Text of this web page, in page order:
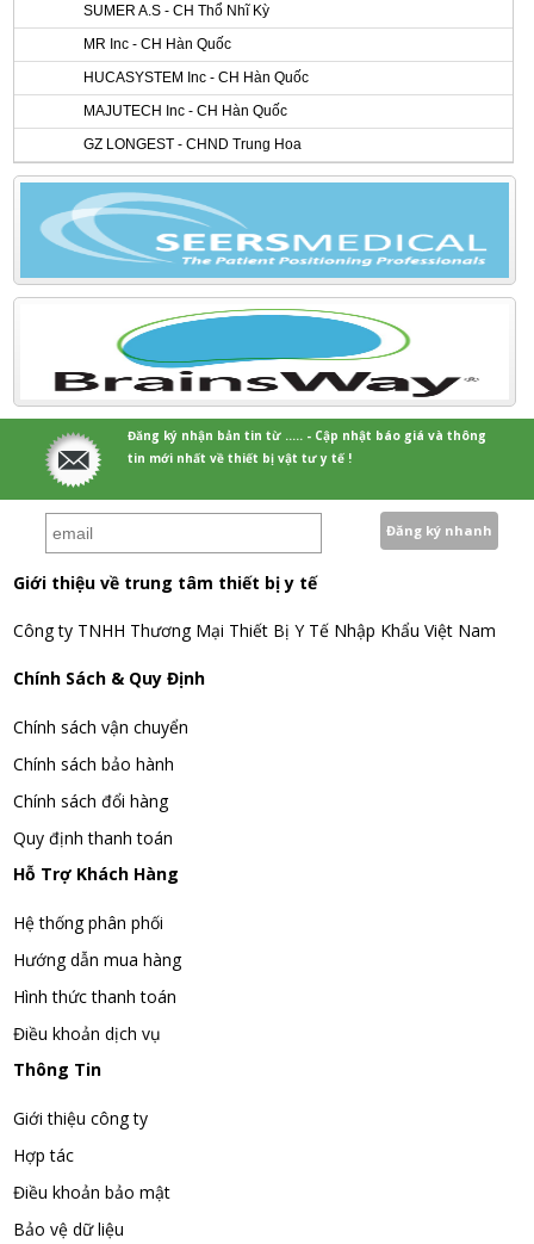
SUMER A.S - CH Thổ Nhĩ Kỳ
MR Inc - CH Hàn Quốc
HUCASYSTEM Inc - CH Hàn Quốc
MAJUTECH Inc - CH Hàn Quốc
GZ LONGEST - CHND Trung Hoa
Đăng ký nhận bản tin từ ..... - Cập nhật báo giá và thông
tin mới nhất về thiết bị vật tư y tế !
Giới thiệu về trung tâm thiết bị y tế
Công ty TNHH Thương Mại Thiết Bị Y Tế Nhập Khẩu Việt Nam
Chính Sách & Quy Định
Chính sách vận chuyển
Chính sách bảo hành
Chính sách đổi hàng
Quy định thanh toán
Hỗ Trợ Khách Hàng
Hệ thống phân phối
Hướng dẫn mua hàng
Hình thức thanh toán
Điều khoản dịch vụ
Thông Tin
Giới thiệu công ty
Hợp tác
Điều khoản bảo mật
Bảo vệ dữ liệu